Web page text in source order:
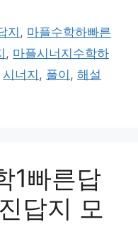
지 , 마플수학하빠른
, 마플시너지수학하
시너지 , 풀이 , 해설
1빠른답
답지 모